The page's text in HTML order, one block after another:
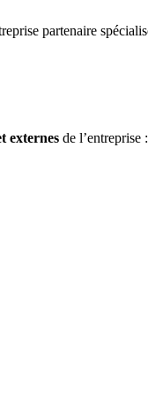
partenaire
externes de l’entreprise :